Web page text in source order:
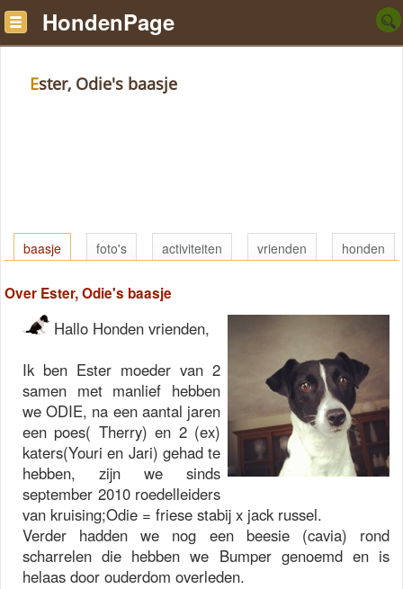
HondenPage
Ester, Odie's baasje
baasje foto's activiteiten vrienden honden
Over Ester, Odie's baasje
Hallo Honden vrienden,
Ik ben Ester moeder van 2
samen met manlief hebben
we ODIE, na een aantal jaren
een poes( Therry) en 2 (ex)
katers(Youri en Jari) gehad te
hebben, zijn we sinds
september 2010 roedelleiders
van kruising;Odie = friese stabij x jack russel.
Verder hadden we nog een beesie (cavia) rond
scharrelen die hebben we Bumper genoemd en is
helaas door ouderdom overleden.